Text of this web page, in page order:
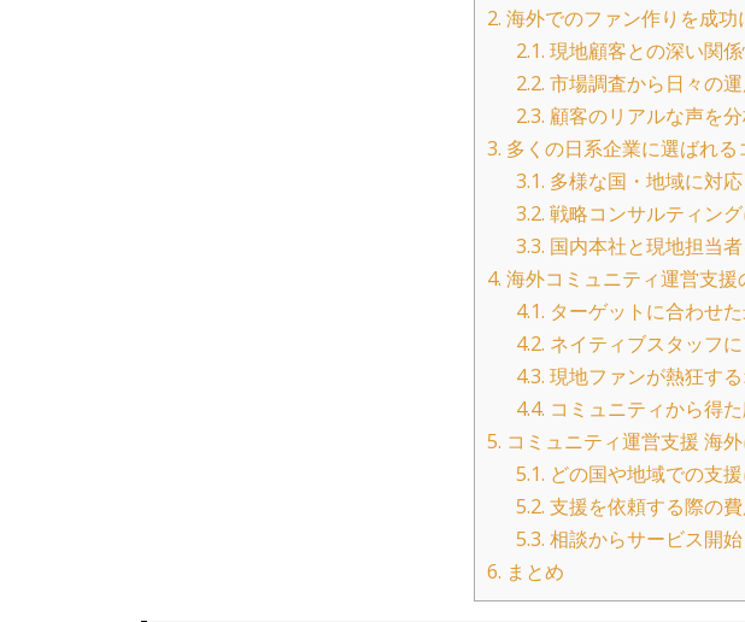
2. 海外でのファン作りを成
2.1. 現地顧客との深い関
2.2. 市場調査から日々の
2.3. 顧客のリアルな声を
3. 多くの日系企業に選ばれ
3.1. 多様な国・地域に対
3.2. 戦略コンサルティン
3.3. 国内本社と現地担当
4. 海外コミュニティ運営支
4.1. ターゲットに合わせ
4.2. ネイティブスタッフ
4.3. 現地ファンが熱狂す
4.4. コミュニティから得
5. コミュニティ運営支援 海
5.1. どの国や地域での支
5.2. 支援を依頼する際の
5.3. 相談からサービス開
6. まとめ